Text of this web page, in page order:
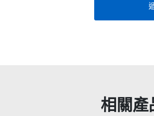
相關產